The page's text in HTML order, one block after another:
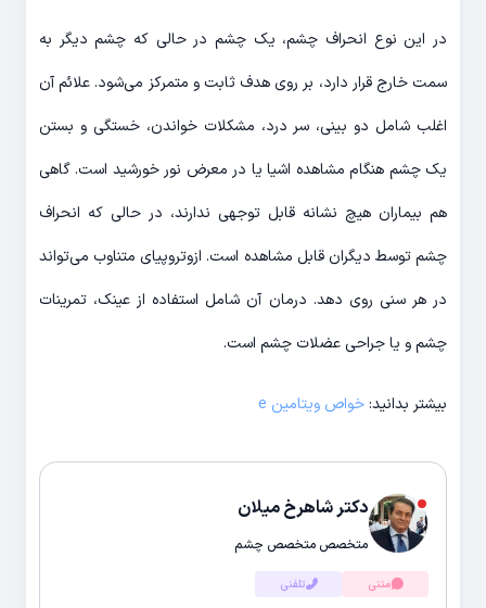
در این نوع انحراف چشم، یک چشم در حالی که چشم دیگر به
سمت خارج قرار دارد، بر روی هدف ثابت و متمرکز می‌شود. علائم آن
اغلب شامل دو بینی، سر درد، مشکلات خواندن، خستگی و بستن
یک چشم هنگام مشاهده اشیا یا در معرض نور خورشید است. گاهی
هم بیماران هیچ نشانه قابل توجهی ندارند، در حالی که انحراف
چشم توسط دیگران قابل مشاهده است. ازوتروپیای متناوب می‌تواند
در هر سنی روی دهد. درمان آن شامل استفاده از عینک، تمرینات
چشم و یا جراحی عضلات چشم است.
بیشتر بدانید:خواص ویتامین e
دکتر شاهرخ میلان
متخصص متخصص چشم
متنی تلفنی